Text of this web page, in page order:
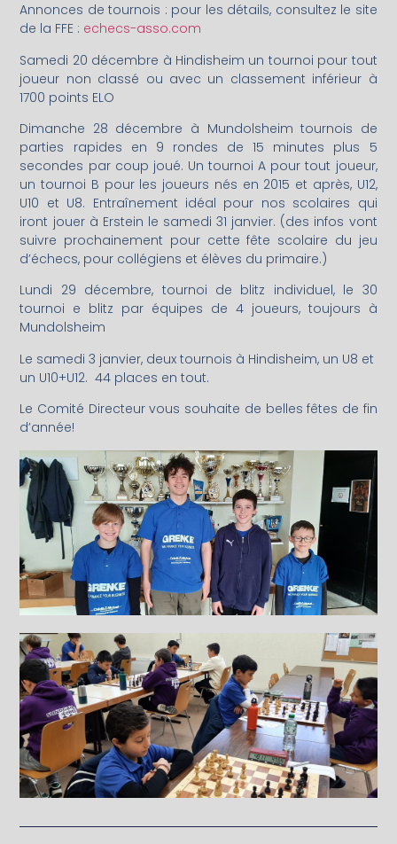
Annonces de tournois : pour les détails, consultez le site
de la FFE : echecs-asso.com
Samedi 20 décembre à Hindisheim un tournoi pour tout
joueur non classé ou avec un classement inférieur à
1700 points ELO
Dimanche 28 décembre à Mundolsheim tournois de
parties rapides en 9 rondes de 15 minutes plus 5
secondes par coup joué. Un tournoi A pour tout joueur,
un tournoi B pour les joueurs nés en 2015 et après, U12,
U10 et U8. Entraînement idéal pour nos scolaires qui
iront jouer à Erstein le samedi 31 janvier. (des infos vont
suivre prochainement pour cette fête scolaire du jeu
d’échecs, pour collégiens et élèves du primaire.)
Lundi 29 décembre, tournoi de blitz individuel, le 30
tournoi e blitz par équipes de 4 joueurs, toujours à
Mundolsheim
Le samedi 3 janvier, deux tournois à Hindisheim, un U8 et
un U10+U12. 44 places en tout.
Le Comité Directeur vous souhaite de belles fêtes de fin
d’année!